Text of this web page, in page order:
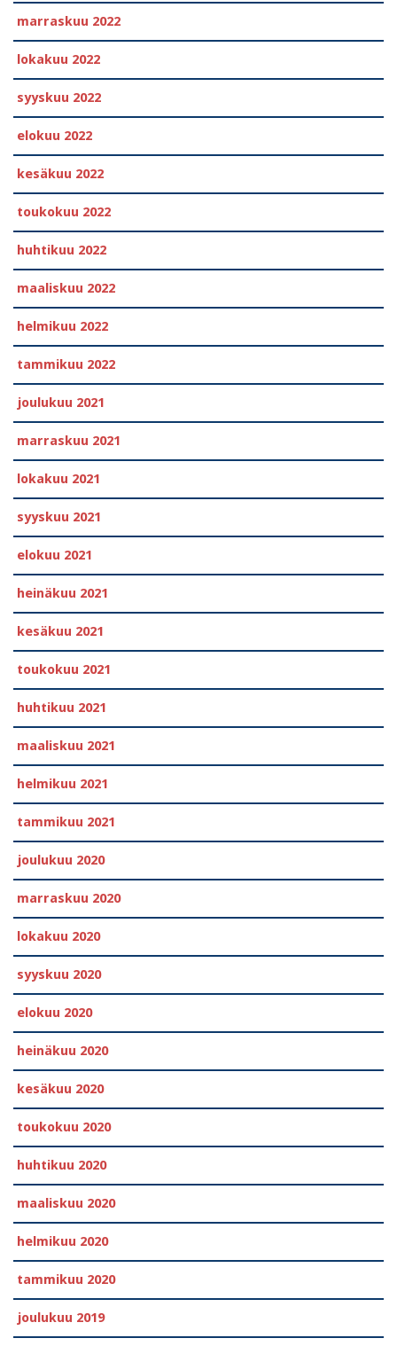
marraskuu 2022
lokakuu 2022
syyskuu 2022
elokuu 2022
kesäkuu 2022
toukokuu 2022
huhtikuu 2022
maaliskuu 2022
helmikuu 2022
tammikuu 2022
joulukuu 2021
marraskuu 2021
lokakuu 2021
syyskuu 2021
elokuu 2021
heinäkuu 2021
kesäkuu 2021
toukokuu 2021
huhtikuu 2021
maaliskuu 2021
helmikuu 2021
tammikuu 2021
joulukuu 2020
marraskuu 2020
lokakuu 2020
syyskuu 2020
elokuu 2020
heinäkuu 2020
kesäkuu 2020
toukokuu 2020
huhtikuu 2020
maaliskuu 2020
helmikuu 2020
tammikuu 2020
joulukuu 2019